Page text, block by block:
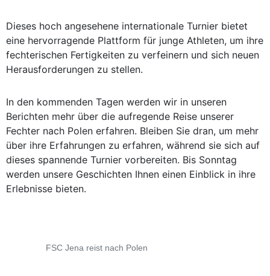
Dieses hoch angesehene internationale Turnier bietet
eine hervorragende Plattform für junge Athleten, um ihre
fechterischen Fertigkeiten zu verfeinern und sich neuen
Herausforderungen zu stellen.
In den kommenden Tagen werden wir in unseren
Berichten mehr über die aufregende Reise unserer
Fechter nach Polen erfahren. Bleiben Sie dran, um mehr
über ihre Erfahrungen zu erfahren, während sie sich auf
dieses spannende Turnier vorbereiten. Bis Sonntag
werden unsere Geschichten Ihnen einen Einblick in ihre
Erlebnisse bieten.
FSC Jena reist nach Polen